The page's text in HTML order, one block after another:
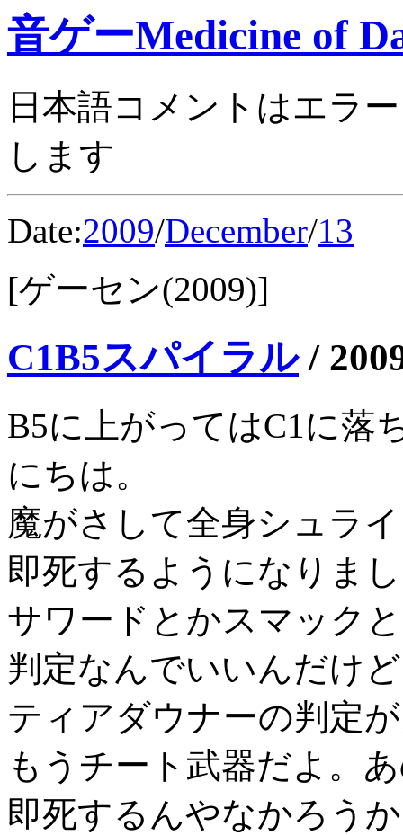
音ゲーMedicine of
日本語コメントはエラ
します
Date:2009/December/13
[ゲーセン(2009)]
C1B5スパイラル/
B5に上がってはC1に落
にちは。
魔がさして全身シュラ
即死するようになりま
サワードとかスマック
判定なんでいいんだけ
ティアダウナーの判定
もうチート武器だよ。
即死するんやなかろう